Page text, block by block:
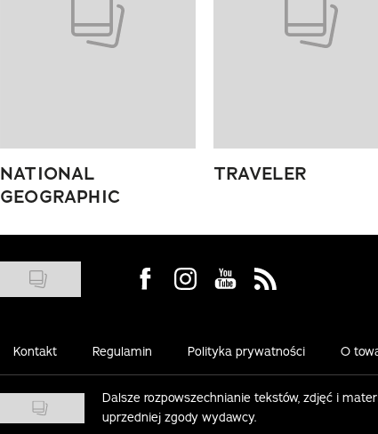
NATIONAL
GEOGRAPHIC
TRAVELER
Visit us on Facebook
Visit us on Instagram
Visit us on Youtube
Visit us on Rss
Kontakt Regulamin Polityka prywatności O
Dalsze rozpowszechnianie tekstów, zdjęć i
uprzedniej zgody wydawcy.